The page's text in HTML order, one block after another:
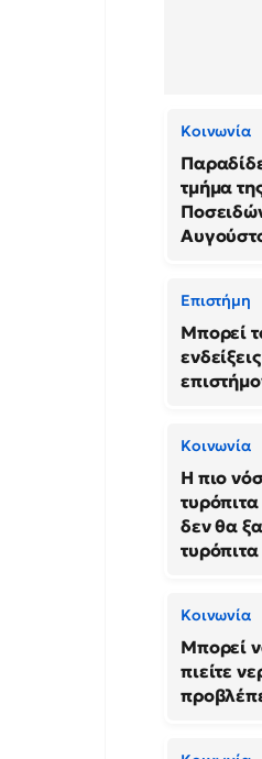
Κοινωνία
τμήμα
Επιστήμη
Μπορεί
Κοινωνία
Η πιο
δεν θα
τυρόπιτα
Κοινωνία
Μπορεί
πιείτε